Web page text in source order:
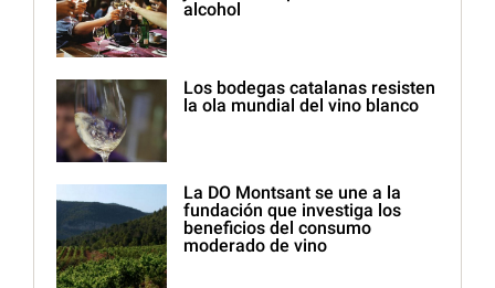
alcohol
Los bodegas catalanas resisten
la ola mundial del vino blanco
La DO Montsant se une a la
fundación que investiga los
beneficios del consumo
moderado de vino